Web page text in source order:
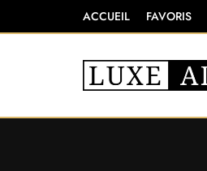
ACCUEIL FAVORIS